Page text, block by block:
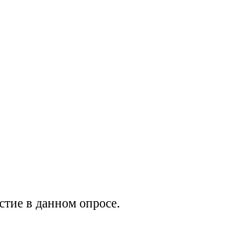
в данном опросе.